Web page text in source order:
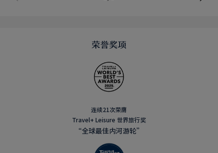
荣誉奖项
连续21次荣膺
Travel+ Leisure 世界旅行奖
“全球最佳内河游轮”